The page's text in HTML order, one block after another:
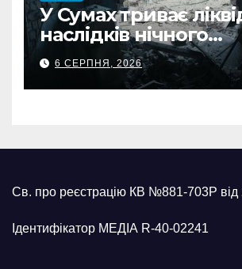
У Сумах триває
наслідків нічного
масованого удару
6 СЕРПНЯ, 2026
Св. про реєстрацію КВ №881-703Р від
Ідентифікатор МЕДІА R-40-02241